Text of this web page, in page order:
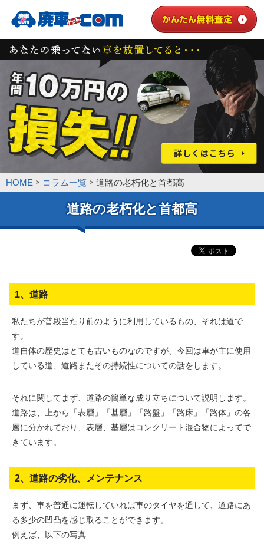
HOME コラム一覧 道路の老朽化と首都高
道路の老朽化と首都高
1、道路
私たちが普段当たり前のように利用しているもの、それは道で
す。
道自体の歴史はとても古いものなのですが、今回は車が主に使用
している道、道路またその持続性についての話をします。
それに関してまず、道路の簡単な成り立ちについて説明します。
道路は、上から「表層」「基層」「路盤」「路床」「路体」の各
層に分かれており、表層、基層はコンクリート混合物によってで
きています。
2、道路の劣化、メンテナンス
まず、車を普通に運転していれば車のタイヤを通して、道路にあ
る多少の凹凸を感じ取ることができます。
例えば、以下の写真